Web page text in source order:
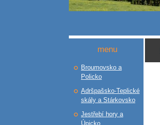
menu
Broumovsko a
Policko
Adršpašsko-Teplické
skály a Stárkovsko
Jestřebí hory a
Úpicko